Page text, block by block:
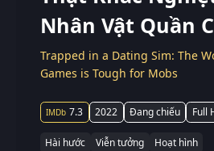
Nhân Vật Quần
Trapped in a Dating Sim: The
Games is Tough for Mobs
7.3 2022 Đang chiếu Full
Hài hước Viễn tưởng
Hoạt hình